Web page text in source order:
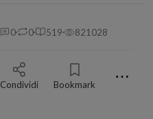
0 0 519 821028
Condividi Bookmark ⋯